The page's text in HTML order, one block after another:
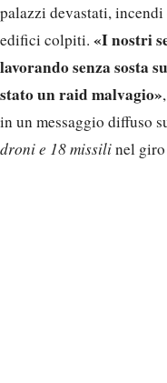
palazzi devastati,
edifici colpiti. «I nostri
lavorando senza sosta
stato un raid malvagio»
in un messaggio diffuso
droni e 18 missilinel